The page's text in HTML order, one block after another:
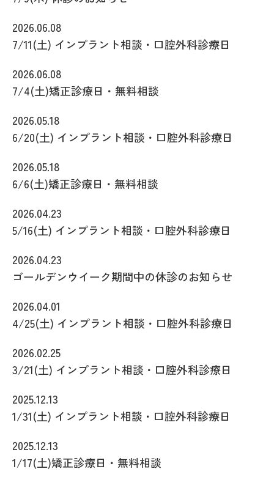
2026.06.08
7/11(土) インプラント相談・口腔外科診療日
2026.06.08
7/4(土)矯正診療日・無料相談
2026.05.18
6/20(土) インプラント相談・口腔外科診療日
2026.05.18
6/6(土)矯正診療日・無料相談
2026.04.23
5/16(土) インプラント相談・口腔外科診療日
2026.04.23
ゴールデンウイーク期間中の休診のお知らせ
2026.04.01
4/25(土) インプラント相談・口腔外科診療日
2026.02.25
3/21(土) インプラント相談・口腔外科診療日
2025.12.13
1/31(土) インプラント相談・口腔外科診療日
2025.12.13
1/17(土)矯正診療日・無料相談